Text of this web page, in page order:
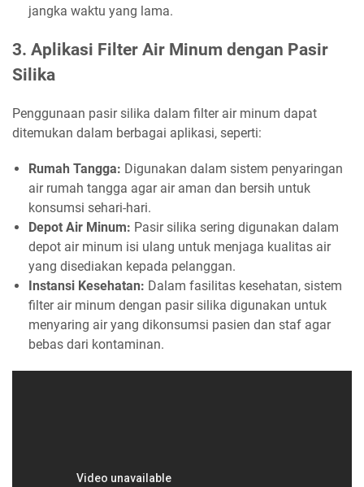
jangka waktu yang lama.
3. Aplikasi Filter Air Minum dengan Pasir
Silika
Penggunaan pasir silika dalam filter air minum dapat
ditemukan dalam berbagai aplikasi, seperti:
Rumah Tangga: Digunakan dalam sistem penyaringan
air rumah tangga agar air aman dan bersih untuk
konsumsi sehari-hari.
Depot Air Minum: Pasir silika sering digunakan dalam
depot air minum isi ulang untuk menjaga kualitas air
yang disediakan kepada pelanggan.
Instansi Kesehatan: Dalam fasilitas kesehatan, sistem
filter air minum dengan pasir silika digunakan untuk
menyaring air yang dikonsumsi pasien dan staf agar
bebas dari kontaminan.